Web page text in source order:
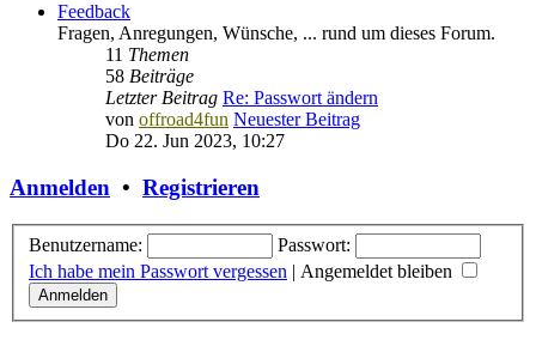
Feedback
Fragen, Anregungen, Wünsche, ... rund um dieses Forum.
11 Themen
58 Beiträge
Letzter Beitrag Re: Passwort ändern
von offroad4fun Neuester Beitrag
Do 22. Jun 2023, 10:27
Anmelden • Registrieren
Benutzername:
Passwort:
Ich habe mein Passwort vergessen | Angemeldet bleiben